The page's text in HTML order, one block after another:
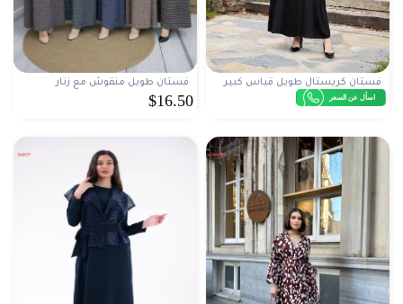
فستان كريستال طويل قياس كبير
اسأل عن السعر
فستان طويل منقوش مع زنار
$16.50